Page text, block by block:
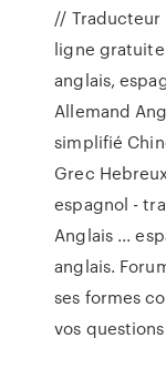
//
ligne
anglais,
Allemand
simplifié
Grec
espagnol -
Anglais ...
anglais.
ses formes
vos